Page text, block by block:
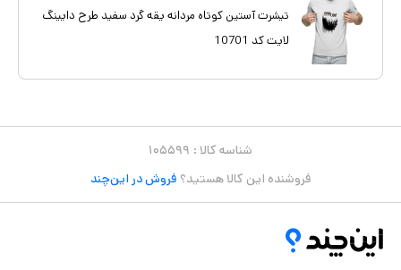
تیشرت آستین کوتاه مردانه یقه گرد سفید طرح دایینگ
لایت کد 10701
شناسه کالا : ۱۰۵۵۹۹
فروشنده این کالا هستید؟ فروش در این‌چند